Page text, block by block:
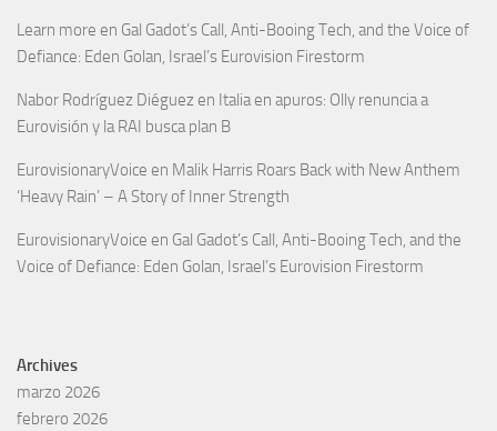
Learn more en Gal Gadot’s Call, Anti-Booing Tech, and the Voice of
Defiance: Eden Golan, Israel’s Eurovision Firestorm
Nabor Rodríguez Diéguez en Italia en apuros: Olly renuncia a
Eurovisión y la RAI busca plan B
EurovisionaryVoice en Malik Harris Roars Back with New Anthem
‘Heavy Rain’ – A Story of Inner Strength
EurovisionaryVoice en Gal Gadot’s Call, Anti-Booing Tech, and the
Voice of Defiance: Eden Golan, Israel’s Eurovision Firestorm
Archives
marzo 2026
febrero 2026